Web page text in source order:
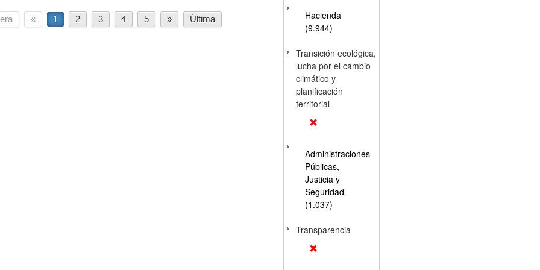
« 1 2 3 4 5 » Última
Hacienda
(9.944)
Transición ecológica,
lucha por el cambio
climático y
planificación
territorial
Administraciones
Públicas,
Justicia y
Seguridad
(1.037)
Transparencia